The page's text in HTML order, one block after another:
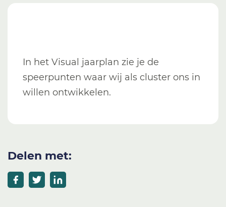
In het Visual jaarplan zie je de
speerpunten waar wij als cluster ons in
willen ontwikkelen.
Delen met: